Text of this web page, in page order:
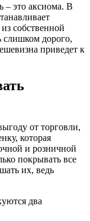
– это аксиома. В
собственной
слишком дорого,
приведет к
от торговли,
которая
и розничной
покрывать все
их, ведь
два